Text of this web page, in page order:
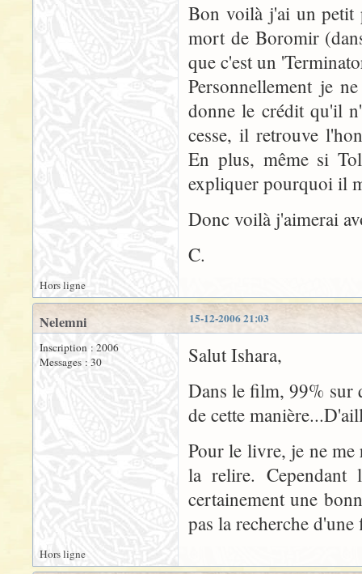
Bon voilà j'ai un petit
mort de Boromir
que c'est un
Personnellement je
donne le crédit qu'il
cesse, il retrouve
En plus, même si
expliquer pourquoi il
Donc voilà j'aimerai
C.
Hors ligne
15-12-2006 21:03
Nelemni
Inscription : 2006
Messages : 30
Salut Ishara,
Dans le film, 99% sur
de cette
Pour le livre, je ne me
la relire.
certainement une
pas la recherche
Hors ligne